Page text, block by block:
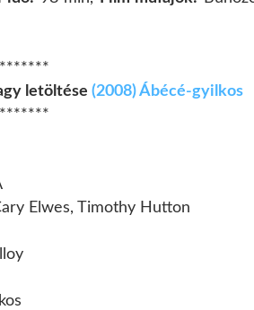
letöltése (2008) Ábécé-gyilkos
Elwes, Timothy Hutton